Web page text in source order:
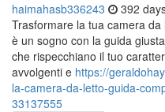
haimahasb336243 392
Trasformare la tua camera da
è un sogno con la guida
che rispecchiano il tuo
avvolgenti e https://
la-camera-da-letto-guida-
33137555